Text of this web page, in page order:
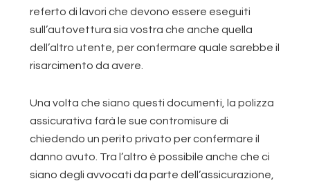
referto di lavori che devono essere eseguiti
sull’autovettura sia vostra che anche quella
dell’altro utente, per confermare quale sarebbe il
risarcimento da avere.
Una volta che siano questi documenti, la polizza
assicurativa farà le sue contromisure di
chiedendo un perito privato per confermare il
danno avuto. Tra l’altro è possibile anche che ci
siano degli avvocati da parte dell’assicurazione,